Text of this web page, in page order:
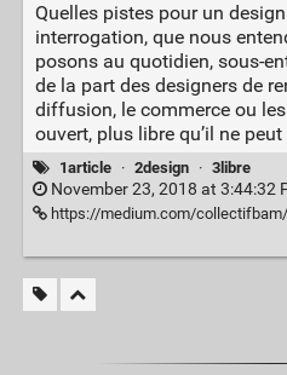
Quelles pistes pour un
interrogation, que nous
posons au quotidien, sous-
de la part des designers de
diffusion, le commerce ou
ouvert, plus libre qu’il ne peut
1article · 2design · 3libre
November 23, 2018 at 3:44:32
https://medium.com/collectifbam/pistes-et-id%C3%A9es-pour-